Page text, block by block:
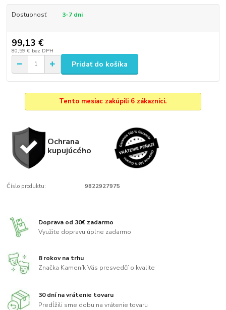
Dostupnosť 3-7 dni
99,13 €
80,59 € bez DPH
Pridať do košíka
Tento mesiac zakúpili 6 zákazníci.
Ochrana
kupujúcého
Číslo produktu: 9822927975
Doprava od 30€ zadarmo
Využite dopravu úplne zadarmo
8 rokov na trhu
Značka Kameník Vás presvedčí o kvalite
30 dní na vrátenie tovaru
Predĺžili sme dobu na vrátenie tovaru